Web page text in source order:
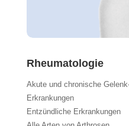
Rheumatologie
Akute und chronische
Erkrankungen
Entzündliche Erkrankungen